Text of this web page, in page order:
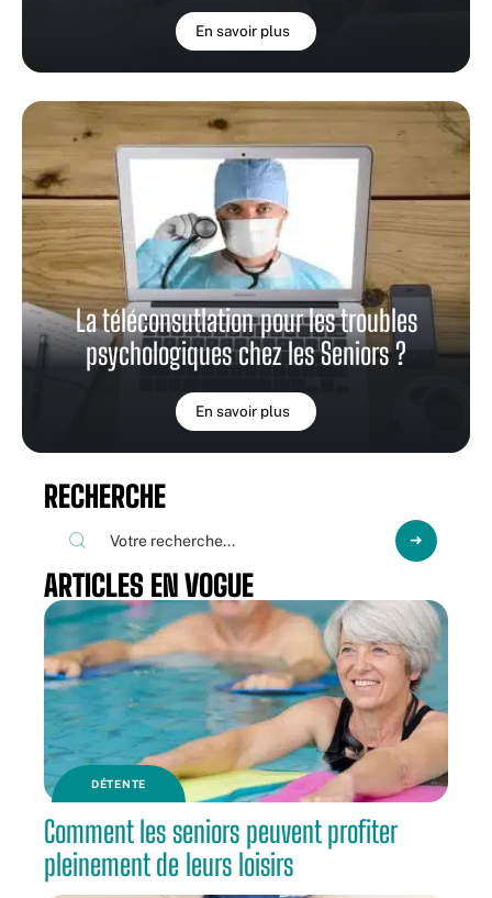
En savoir plus
La téléconsutlation pour les troubles
psychologiques chez les Seniors ?
En savoir plus
RECHERCHE
ARTICLES EN VOGUE
DÉTENTE
Comment les seniors peuvent profiter
pleinement de leurs loisirs